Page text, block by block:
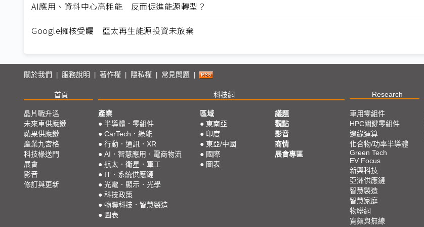
AI應用、資料中心高耗能 反而促進能源轉型？
Google擁核受矚 亞太再生能源投資未放棄
關於我們 服務說明 著作權 隱私權 常見問題
首頁 科技網 Research
晶片戰升溫
未來車供應鏈
蘋果供應鏈
產業九宮格
科技椽送門
展會
影音
修訂與更新
產業
● 半導體．零組件
● CarTech．綠能
● 行動．通訊．XR
● AI．智慧應用．電商物流
● 航太．衛星．軍工
● IT．系統供應鏈
● 光電．顯示．光學
● 科技政策
● 物聯科技．智慧製造
● 圖表
區域
● 東南亞
● 印度
● 東亞/中國
● 國際
● 圖表
議題
觀點
影音
商情
展會專區
車用零組件
HPC關鍵零組件
邊緣運算
化合物/功率半導體
Green Tech
EV Focus
新興科技
亞洲供應鏈
智慧製造
智慧家庭
物聯網
寬頻與無線